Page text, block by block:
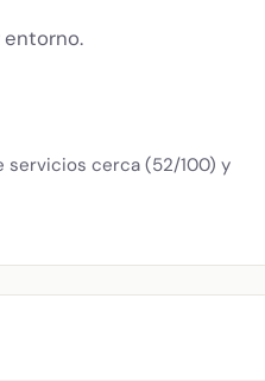
servicios cerca (52/100) y